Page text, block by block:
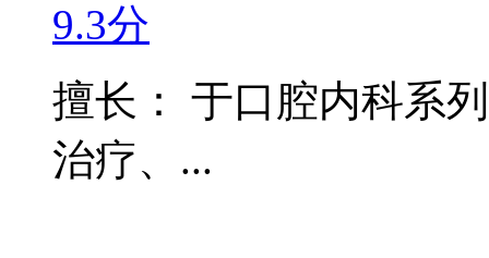
9.3分
擅长： 于口腔内科系
治疗、...